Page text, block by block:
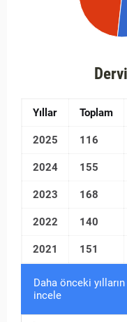
Yıllar Toplam
2025 116
2024 155
2023 168
2022 140
2021 151
Daha önceki
incele